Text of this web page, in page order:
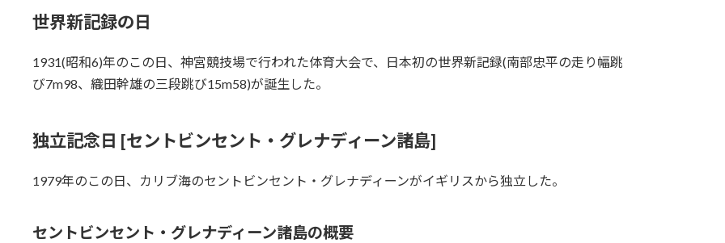
世界新記録の日
1931(昭和6)年のこの日、神宮競技場で行われた体育大会で、日本初の世界新記録(南部忠平の走り幅跳
び7m98、織田幹雄の三段跳び15m58)が誕生した。
独立記念日 [セントビンセント・グレナディーン諸島]
1979年のこの日、カリブ海のセントビンセント・グレナディーンがイギリスから独立した。
セントビンセント・グレナディーン諸島の概要